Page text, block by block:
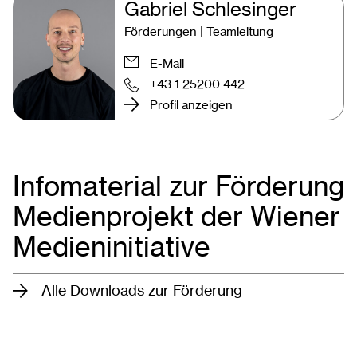
Gabriel Schlesinger
Förderungen | Teamleitung
E-Mail
+43 1 25200 442
Profil anzeigen
Infomaterial zur Förderung
Medienprojekt der Wiener
Medieninitiative
Alle Downloads zur Förderung